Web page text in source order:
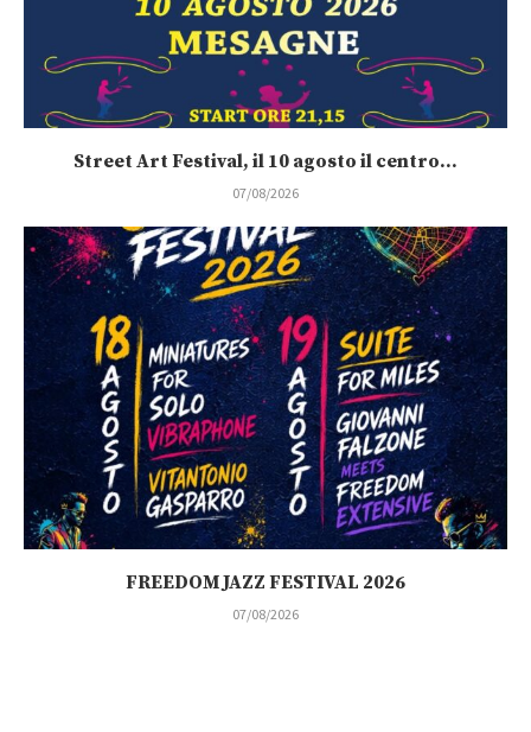
Street Art Festival, il 10 agosto il centro...
07/08/2026
FREEDOM JAZZ FESTIVAL 2026
07/08/2026